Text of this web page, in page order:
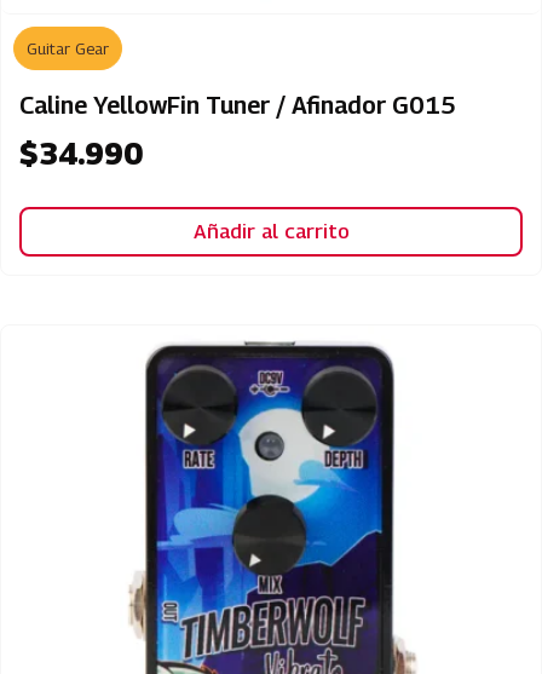
Guitar Gear
Caline YellowFin Tuner / Afinador G015
$34.990
Añadir al carrito